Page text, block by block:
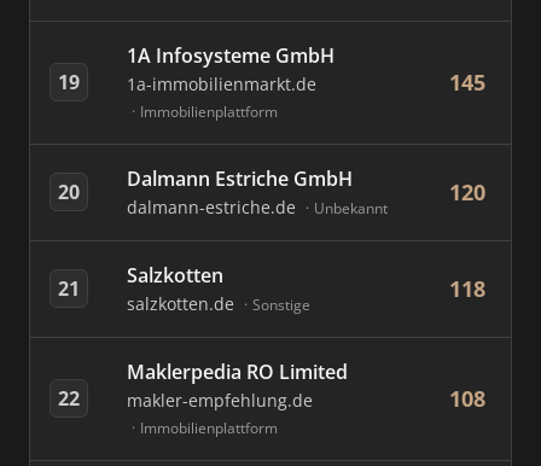
19
1A Infosysteme GmbH
1a-immobilienmarkt.de
Immobilienplattform
145
20 Dalmann Estriche GmbH
dalmann-estriche.de Unbekannt
120
21 Salzkotten
salzkotten.de Sonstige
118
22
Maklerpedia RO Limited
makler-empfehlung.de
Immobilienplattform
108